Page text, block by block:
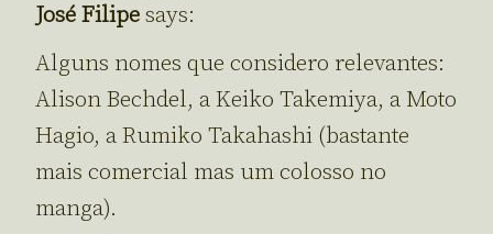
José Filipesays:
Alguns nomes que considero relevantes:
Alison Bechdel, a Keiko Takemiya, a Moto
Hagio, a Rumiko Takahashi (bastante
mais comercial mas um colosso no
manga).